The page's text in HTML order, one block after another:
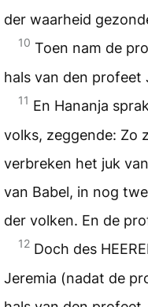
der waarheid
10 Toen nam de
hals van den profeet
11 En Hananja
volks, zeggende: Zo
verbreken het juk
van Babel, in nog
der volken. En de
12 Doch des
Jeremia (nadat de